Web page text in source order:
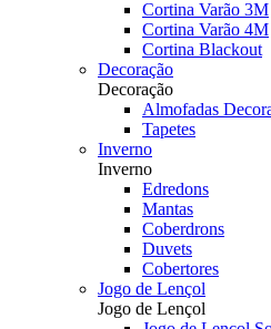
Cortina Varão 3M
Cortina Varão 4M
Cortina Blackout
Decoração
Decoração
Almofadas
Tapetes
Inverno
Inverno
Edredons
Mantas
Coberdrons
Duvets
Cobertores
Jogo de Lençol
Jogo de Lençol